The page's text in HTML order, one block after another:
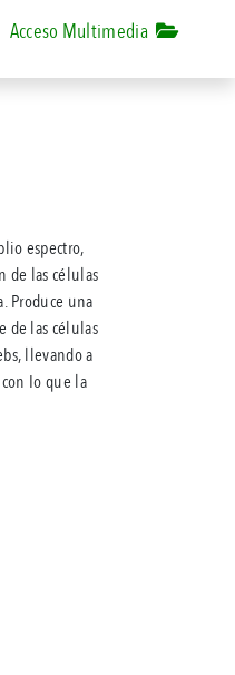
Acceso Multimedia
espectro,
de las células
Produce una
de las células
llevando a
Io que la